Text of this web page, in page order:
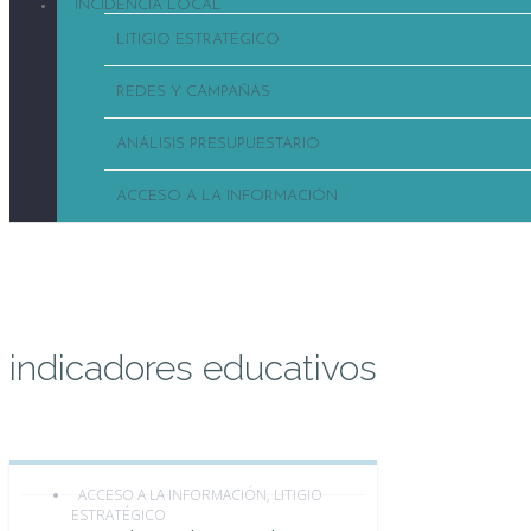
INCIDENCIA LOCAL
LITIGIO ESTRATÉGICO
REDES Y CAMPAÑAS
ANÁLISIS PRESUPUESTARIO
ACCESO A LA INFORMACIÓN
indicadores educativos
ACCESO A LA INFORMACIÓN, LITIGIO
ESTRATÉGICO